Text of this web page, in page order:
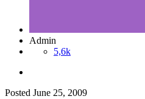
Admin
5,6k
Posted June 25, 2009